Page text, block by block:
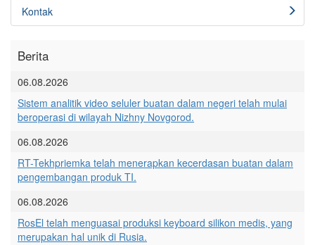
Kontak
Berita
06.08.2026
Sistem analitik video seluler buatan dalam negeri telah mulai
beroperasi di wilayah Nizhny Novgorod.
06.08.2026
RT-Tekhpriemka telah menerapkan kecerdasan buatan dalam
pengembangan produk TI.
06.08.2026
RosEl telah menguasai produksi keyboard silikon medis, yang
merupakan hal unik di Rusia.